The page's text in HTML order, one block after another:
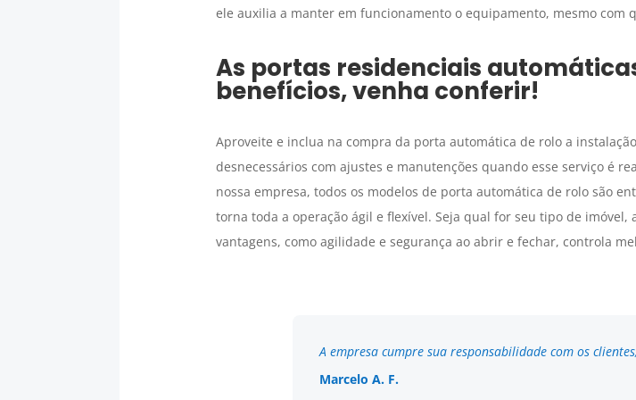
ele auxilia a manter em funcionamento o equipamento, mesmo com
As portas residenciais
benefícios, venha conferir!
Aproveite e inclua na compra da porta automática de rolo a
desnecessários com ajustes e manutenções quando esse serviço é
nossa empresa, todos os modelos de porta automática de rolo são
torna toda a operação ágil e flexível. Seja qual for seu tipo de imóvel,
vantagens, como agilidade e segurança ao abrir e fechar, controla
A empresa cumpre sua responsabilidade com os
Marcelo A. F.